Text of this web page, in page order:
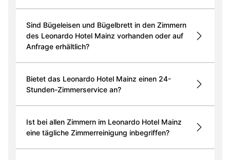
Sind Bügeleisen und Bügelbrett in den Zimmern
des Leonardo Hotel Mainz vorhanden oder auf
Anfrage erhältlich?
Bietet das Leonardo Hotel Mainz einen 24-
Stunden-Zimmerservice an?
Ist bei allen Zimmern im Leonardo Hotel Mainz
eine tägliche Zimmerreinigung inbegriffen?